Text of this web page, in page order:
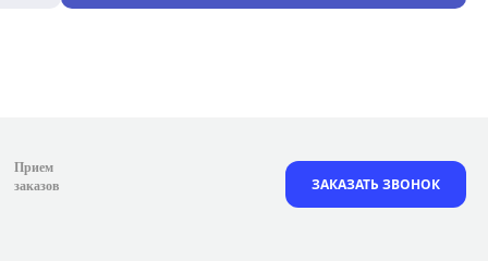
Прием
заказов
ЗАКАЗАТЬ ЗВОНОК